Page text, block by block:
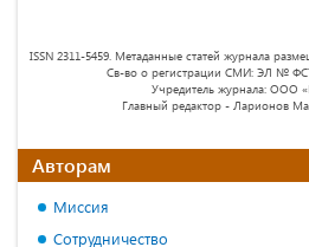
ISSN 2311-5459. Метаданные статей журнала
Св-во о регистрации СМИ: ЭЛ №
Учредитель журнала: ООО
Главный редактор - Ларионов
Авторам
Миссия
Сотрудничество